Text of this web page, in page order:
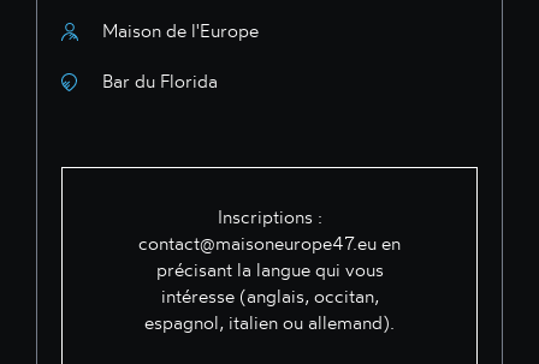
Maison de l'Europe
Bar du Florida
Inscriptions :
contact@maisoneurope47.eu en
précisant la langue qui vous
intéresse (anglais, occitan,
espagnol, italien ou allemand).